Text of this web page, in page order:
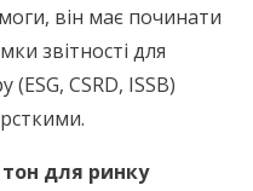
він має починати
звітності для
CSRD, ISSB)
для ринку